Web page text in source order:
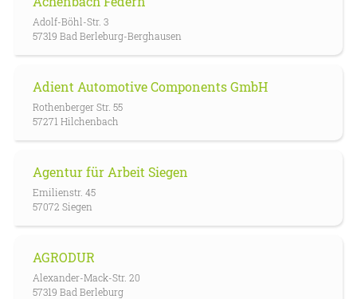
Adolf-Böhl-Str. 3
57319 Bad Berleburg-Berghausen
Adient Automotive Components GmbH
Rothenberger Str. 55
57271 Hilchenbach
Agentur für Arbeit Siegen
Emilienstr. 45
57072 Siegen
AGRODUR
Alexander-Mack-Str. 20
57319 Bad Berleburg